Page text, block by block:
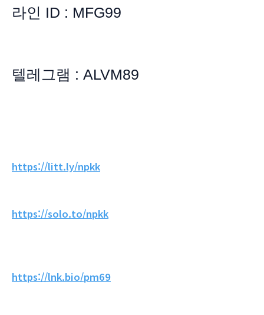
라인 ID : MFG99
텔레그램 : ALVM89
https://litt.ly/npkk
https://solo.to/npkk
https://lnk.bio/pm69